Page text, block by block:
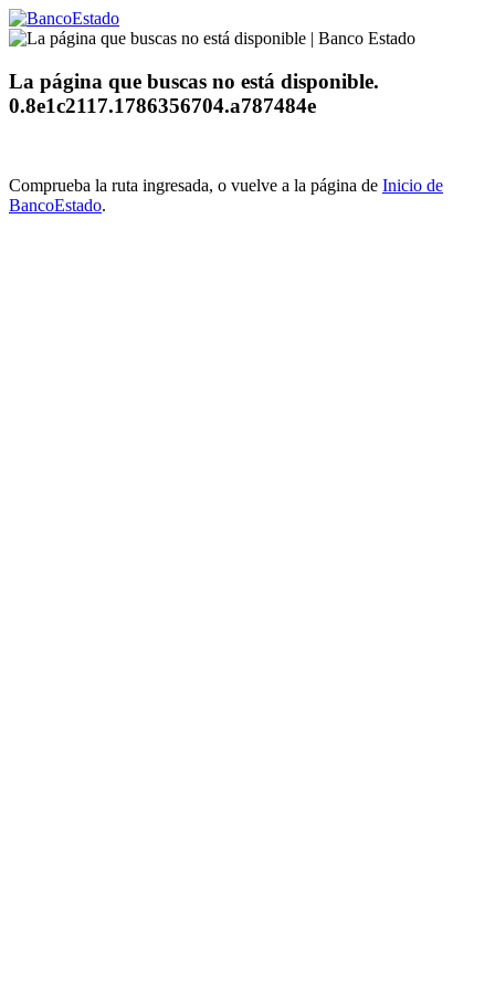
La página que buscas no está disponible.
0.8e1c2117.1786356704.a787484e
Comprueba la ruta ingresada, o vuelve a la página de Inicio de
BancoEstado.